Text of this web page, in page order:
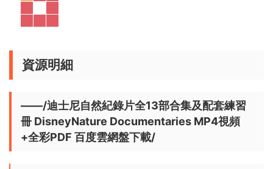
資源明細
——/迪士尼自然紀錄片全13部合集及配套練習
冊 DisneyNature Documentaries MP4視頻
+全彩PDF 百度雲網盤下載/